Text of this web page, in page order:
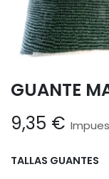
GUANTE
9,35 €
TALLAS GUANTES